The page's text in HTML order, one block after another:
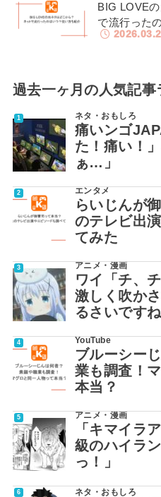
BIG LOVE
で流行った
過去一ヶ月の人気記事
ネタ・おもしろ
痛いンゴ
た！痛い！
ぁ…」
エンタメ
らいじんが
のテレビ出
てみた
アニメ・漫画
ワイ「チ、
激しく吹か
るさいです
YouTube
ブルーシー
業も調査！
本当？
アニメ・漫画
「キマイラ
級のハイラ
っ！」
ネタ・おもしろ